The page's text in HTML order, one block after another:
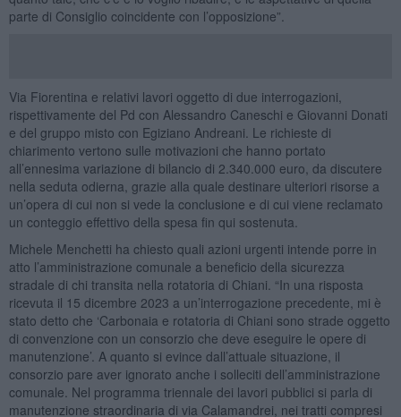
parte di Consiglio coincidente con l’opposizione”.
Via Fiorentina e relativi lavori oggetto di due interrogazioni,
rispettivamente del Pd con Alessandro Caneschi e Giovanni Donati
e del gruppo misto con Egiziano Andreani. Le richieste di
chiarimento vertono sulle motivazioni che hanno portato
all’ennesima variazione di bilancio di 2.340.000 euro, da discutere
nella seduta odierna, grazie alla quale destinare ulteriori risorse a
un’opera di cui non si vede la conclusione e di cui viene reclamato
un conteggio effettivo della spesa fin qui sostenuta.
Michele Menchetti ha chiesto quali azioni urgenti intende porre in
atto l’amministrazione comunale a beneficio della sicurezza
stradale di chi transita nella rotatoria di Chiani. “In una risposta
ricevuta il 15 dicembre 2023 a un’interrogazione precedente, mi è
stato detto che ‘Carbonaia e rotatoria di Chiani sono strade oggetto
di convenzione con un consorzio che deve eseguire le opere di
manutenzione’. A quanto si evince dall’attuale situazione, il
consorzio pare aver ignorato anche i solleciti dell’amministrazione
comunale. Nel programma triennale dei lavori pubblici si parla di
manutenzione straordinaria di via Calamandrei, nei tratti compresi